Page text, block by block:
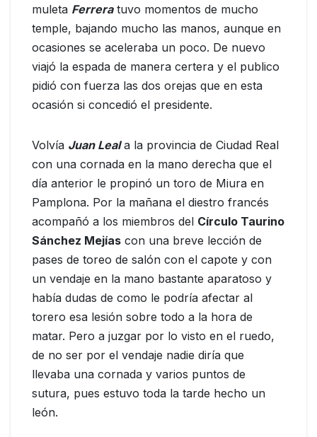
muleta Ferreratuvo momentos de mucho
temple, bajando mucho las manos, aunque en
ocasiones se aceleraba un poco. De nuevo
viajó la espada de manera certera y el publico
pidió con fuerza las dos orejas que en esta
ocasión si concedió el presidente.
Volvía Juan Leala la provincia de Ciudad Real
con una cornada en la mano derecha que el
día anterior le propinó un toro de Miura en
Pamplona. Por la mañana el diestro francés
acompañó a los miembros del Círculo Taurino
Sánchez Mejías con una breve lección de
pases de toreo de salón con el capote y con
un vendaje en la mano bastante aparatoso y
había dudas de como le podría afectar al
torero esa lesión sobre todo a la hora de
matar. Pero a juzgar por lo visto en el ruedo,
de no ser por el vendaje nadie diría que
llevaba una cornada y varios puntos de
sutura, pues estuvo toda la tarde hecho un
león.